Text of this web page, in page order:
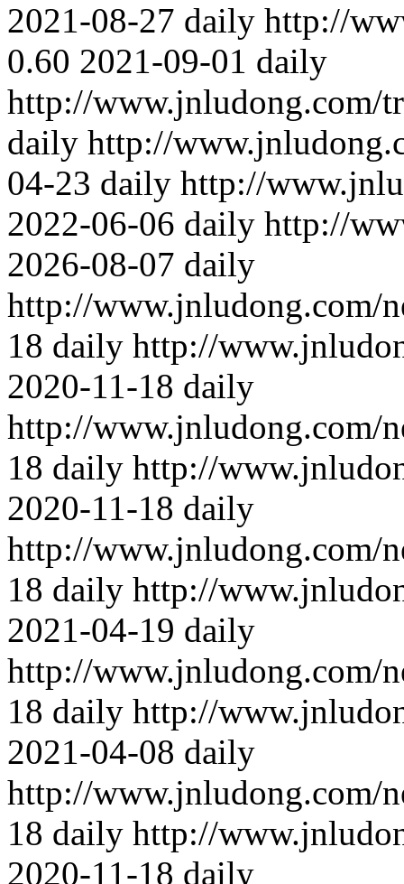
2021-08-27 daily http://
0.60 2021-09-01 daily
http://www.jnludong.com/
daily http://
04-23 daily http://
2022-06-06 daily http://
2026-08-07 daily
http://www.jnludong.com/
18 daily http://
2020-11-18 daily
http://www.jnludong.com/
18 daily http://
2020-11-18 daily
http://www.jnludong.com/
18 daily http://
2021-04-19 daily
http://www.jnludong.com/
18 daily http://
2021-04-08 daily
http://www.jnludong.com/
18 daily http://
2020-11-18 daily